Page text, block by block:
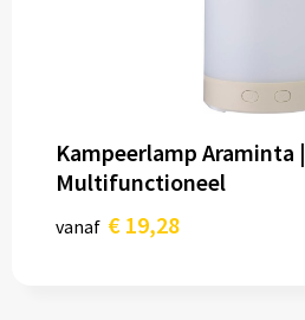
Kampeerlamp Araminta |
Multifunctioneel
vanaf € 19,28